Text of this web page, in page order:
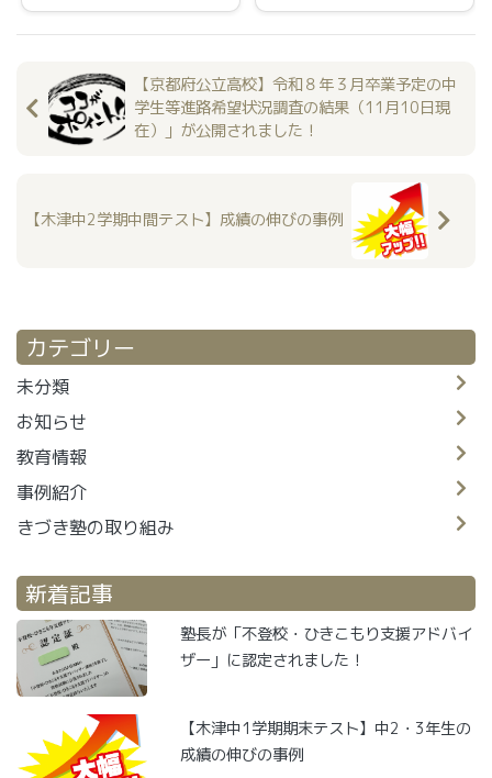
【京都府公立高校】令和８年３月卒業予定の中
学生等進路希望状況調査の結果（11月10日現
在）」が公開されました！
【木津中2学期中間テスト】成績の伸びの事例
カテゴリー
未分類
お知らせ
教育情報
事例紹介
きづき塾の取り組み
新着記事
塾長が「不登校・ひきこもり支援アドバイ
ザー」に認定されました！
【木津中1学期期末テスト】中2・3年生の
成績の伸びの事例